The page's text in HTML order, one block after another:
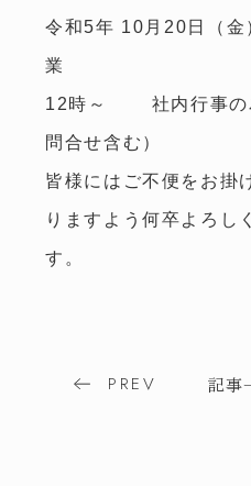
令和5年 10月20日（
業
12時～ 社内行事の
問合せ含む）
皆様にはご不便をお掛
りますよう何卒よろし
す。
記事
Post
navigationPREV